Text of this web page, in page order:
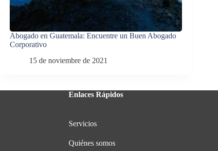
Abogado en Guatemala: Encuentre un Buen Abogado
Corporativo
15 de noviembre de 2021
Enlaces Rápidos
Servicios
Quiénes somos